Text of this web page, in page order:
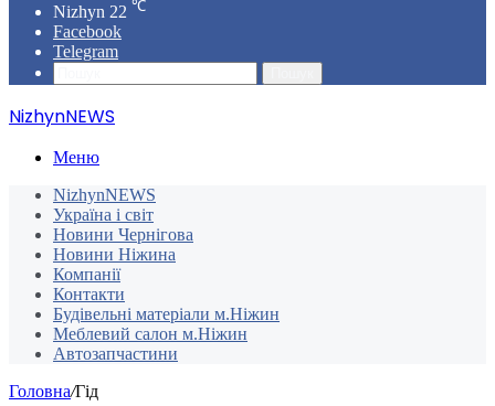
Nizhyn 22 ℃
Facebook
Telegram
NizhynNEWS
Меню
NizhynNEWS
Україна і світ
Новини Чернігова
Новини Ніжина
Компанії
Контакти
Будівельні матеріали м.Ніжин
Меблевий салон м.Ніжин
Автозапчастини
Головна/Гід